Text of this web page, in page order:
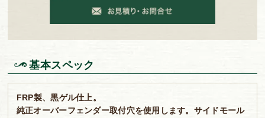
基本スペック
FRP製、黒ゲル仕上。
純正オーバーフェンダー取付穴を使用します。サイドモール